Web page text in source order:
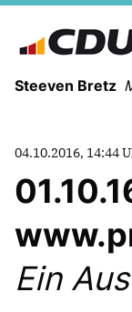
Steeven Bretz
04.10.2016, 14:44
Ein